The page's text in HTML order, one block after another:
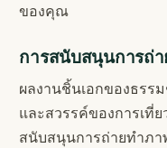
ของคุณ
การสนับสนุนการถ่
ผลงานชิ้นเอกของธร
และสวรรค์ของการเ
สนับสนุนการถ่ายทำภา